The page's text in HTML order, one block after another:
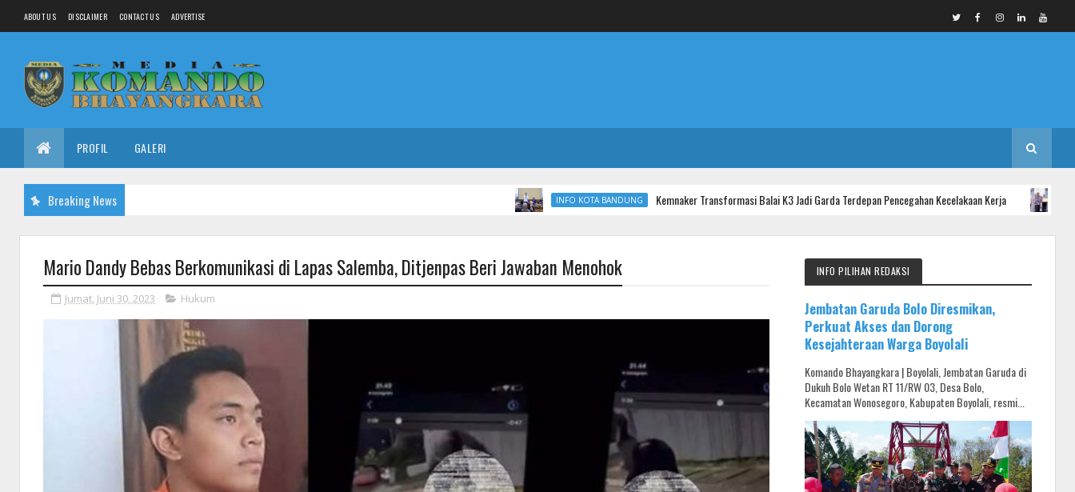
ABOUT US DISCLAIMER CONTACT US ADVERTISE
PROFIL GALERI
Breaking News INFO KOTA BANDUNG Kemnaker Transformasi Balai K3 Jadi Garda Terdepan Pencegahan Kecelakaan Kerja INFO KAB.
Mario Dandy Bebas Berkomunikasi di Lapas Salemba, Ditjenpas Beri Jawaban Menohok
Jumat, Juni 30, 2023 Hukum
INFO PILIHAN REDAKSI
Jembatan Garuda Bolo Diresmikan,
Perkuat Akses dan Dorong
Kesejahteraan Warga Boyolali
Komando Bhayangkara | Boyolali, Jembatan Garuda di
Dukuh Bolo Wetan RT 11/RW 03, Desa Bolo,
Kecamatan Wonosegoro, Kabupaten Boyolali, resmi...